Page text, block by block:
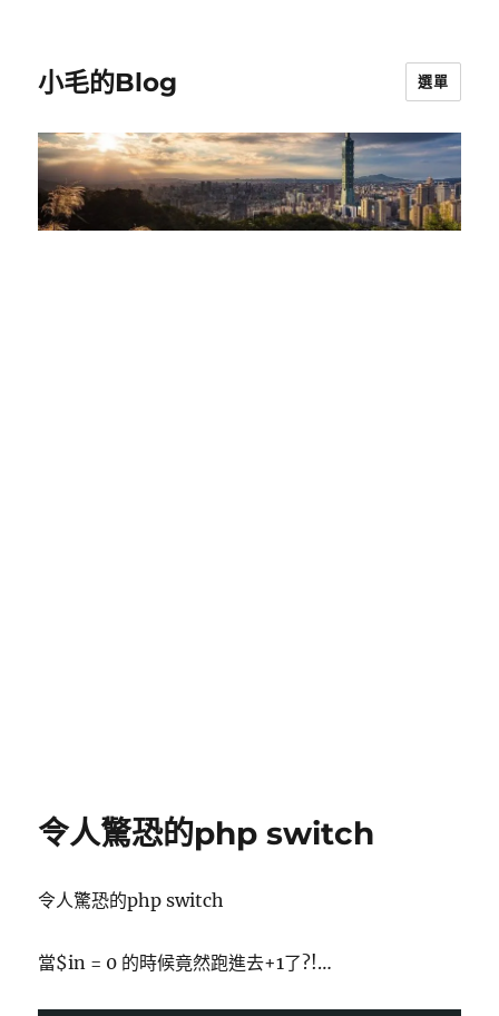
小毛的Blog 選單
令人驚恐的php switch
令人驚恐的php switch
當$in = 0 的時候竟然跑進去+1了?!…